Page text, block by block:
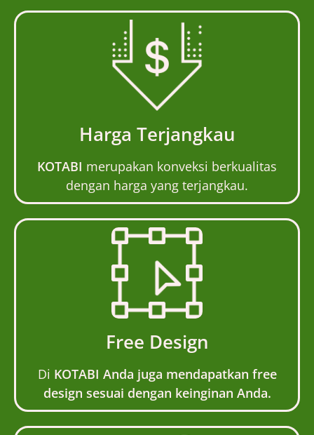
Harga Terjangkau
KOTABI merupakan konveksi berkualitas
dengan harga yang terjangkau.
Free Design
Di KOTABI Anda juga mendapatkan free
design sesuai dengan keinginan Anda.